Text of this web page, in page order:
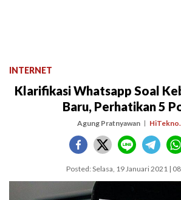
INTERNET
Klarifikasi Whatsapp Soal
Baru, Perhatikan 5
Agung Pratnyawan
Posted: Selasa, 19 Januari 2021 |